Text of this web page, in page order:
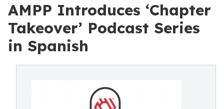
AMPP Introduces ‘Chapter
Takeover’ Podcast Series
in Spanish